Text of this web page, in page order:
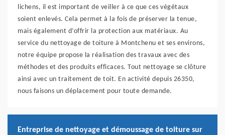
lichens, il est important de veiller à ce que ces végétaux
soient enlevés. Cela permet à la fois de préserver la tenue,
mais également d’offrir la protection aux matériaux. Au
service du nettoyage de toiture à Montchenu et ses environs,
notre équipe propose la réalisation des travaux avec des
méthodes et des produits efficaces. Tout nettoyage se clôture
ainsi avec un traitement de toit. En activité depuis 26350,
nous faisons un déplacement pour toute demande.
Entreprise de nettoyage et démoussage de toiture sur